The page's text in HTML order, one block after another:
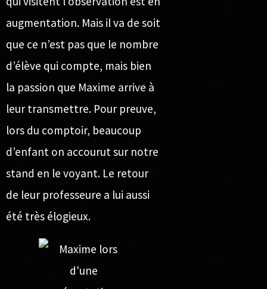
augmentation. Mais il va de soit
que ce n’est pas que le nombre
d’élève qui compte, mais bien
la passion que Maxime arrive à
leur transmettre. Pour preuve,
lors du comptoir, beaucoup
d’enfant on accourut sur notre
stand en le voyant. Le retour
de leur professeure a lui aussi
été très élogieux.